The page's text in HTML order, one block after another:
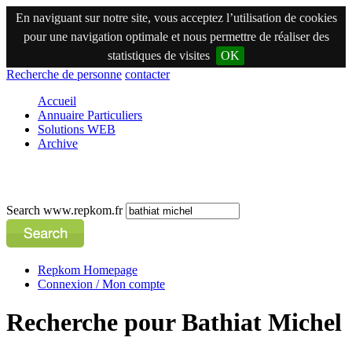
En naviguant sur notre site, vous acceptez l’utilisation de cookies
pour une navigation optimale et nous permettre de réaliser des
statistiques de visites
OK
Recherche de personne contacter
Accueil
Annuaire Particuliers
Solutions WEB
Archive
Search www.repkom.fr
Repkom Homepage
Connexion / Mon compte
Recherche pour Bathiat Michel